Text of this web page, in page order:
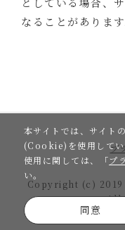
なることがありま
プ
Copyright (c)
All
本サイトでは、サイト
(Cookie)を使用してい
使用に関しては、「プ
い。
同意